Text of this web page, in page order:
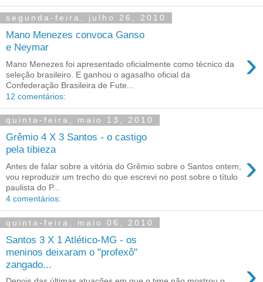
segunda-feira, julho 26, 2010
Mano Menezes convoca Ganso
e Neymar
›
Mano Menezes foi apresentado oficialmente como técnico da
seleção brasileiro. E ganhou o agasalho oficial da
Confederação Brasileira de Fute...
12 comentários:
quinta-feira, maio 13, 2010
Grêmio 4 X 3 Santos - o castigo
pela tibieza
›
Antes de falar sobre a vitória do Grêmio sobre o Santos ontem,
vou reproduzir um trecho do que escrevi no post sobre o título
paulista do P...
4 comentários:
quinta-feira, maio 06, 2010
Santos 3 X 1 Atlético-MG - os
meninos deixaram o "profexô"
zangado...